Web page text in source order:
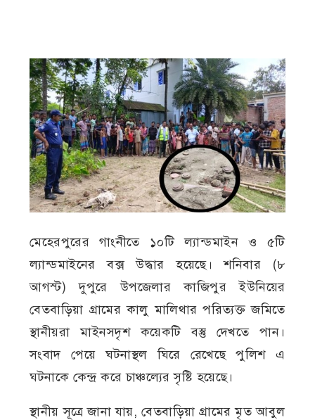
মেহেরপুরের গাংনীতে ১০টি ল্যান্ডমাইন ও ৫টি
ল্যান্ডমাইনের বক্স উদ্ধার হয়েছে। শনিবার (৮
আগস্ট) দুপুরে উপজেলার কাজিপুর ইউনিয়ের
বেতবাড়িয়া গ্রামের কালু মালিথার পরিত্যক্ত জমিতে
স্থানীয়রা মাইনসদৃশ কয়েকটি বস্তু দেখতে পান।
সংবাদ পেয়ে ঘটনাস্থল ঘিরে রেখেছে পুলিশ এ
ঘটনাকে কেন্দ্র করে চাঞ্চল্যের সৃষ্টি হয়েছে।
স্থানীয় সূত্রে জানা যায়, বেতবাড়িয়া গ্রামের মৃত আবুল